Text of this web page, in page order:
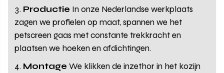
Productie In onze Nederlandse werkplaats
zagen we profielen op maat, spannen we het
petscreen gaas met constante trekkracht en
plaatsen we hoeken en afdichtingen.
Montage We klikken de inzethor in het kozijn